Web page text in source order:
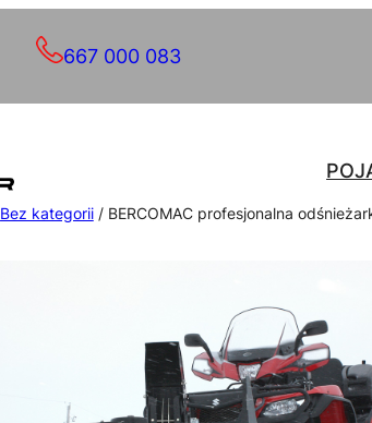
667 000 083
Bez kategorii/ BERCOMAC profesjonalna